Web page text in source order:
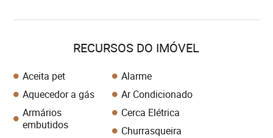
RECURSOS DO IMÓVEL
Aceita pet
Alarme
Aquecedor a gás
Ar Condicionado
Armários
embutidos
Cerca Elétrica
Churrasqueira